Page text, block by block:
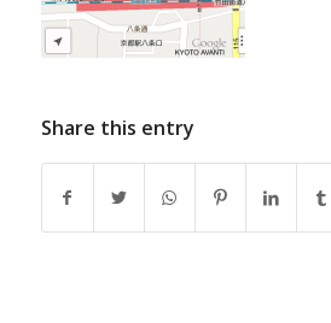
Share this entry